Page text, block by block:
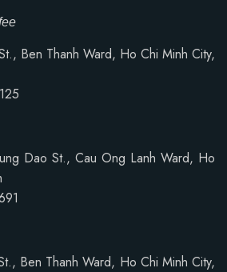
Ben Thanh Ward, Ho Chi Minh City,
Dao St., Cau Ong Lanh Ward, Ho
Ben Thanh Ward, Ho Chi Minh City,